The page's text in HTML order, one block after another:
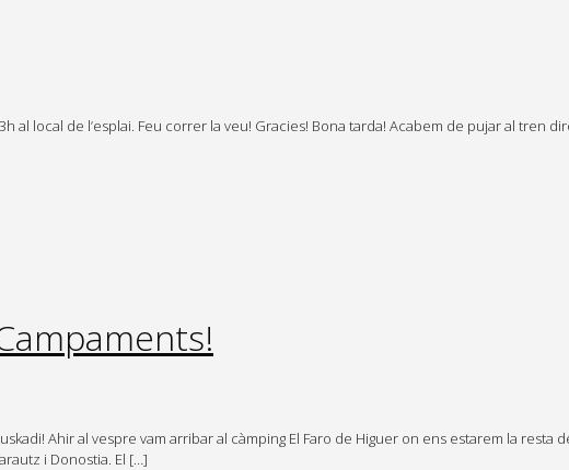
al local de l’esplai. Feu correr la veu! Gracies! Bona tarda! Acabem de pujar al tren
Ahir al vespre vam arribar al càmping El Faro de Higuer on ens estarem la resta
i Donostia. El […]